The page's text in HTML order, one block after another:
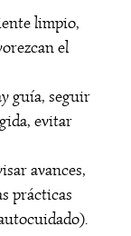
limpio,
el
guía, seguir
evitar
avances,
prácticas